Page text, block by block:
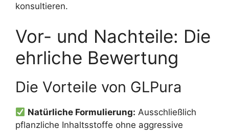
konsultieren.
Vor- und Nachteile: Die
ehrliche Bewertung
Die Vorteile von GLPura
Natürliche Formulierung: Ausschließlich
pflanzliche Inhaltsstoffe ohne aggressive